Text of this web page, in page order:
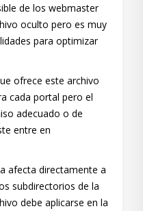
de los webmaster
oculto pero es muy
para optimizar
ofrece este archivo
cada portal pero el
adecuado o de
entre en
afecta directamente a
subdirectorios de la
debe aplicarse en la